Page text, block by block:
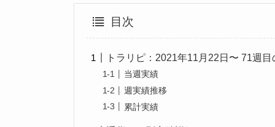
目次
トラリピ：2021年11月22日〜 71週
当週実績
週実績推移
累計実績